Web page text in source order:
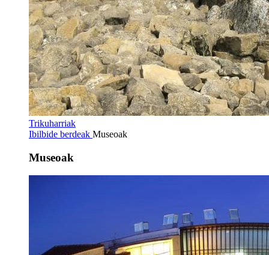
Trikuharriak
Ibilbide berdeak Museoak
Museoak